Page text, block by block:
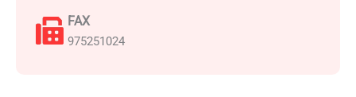
FAX
975251024